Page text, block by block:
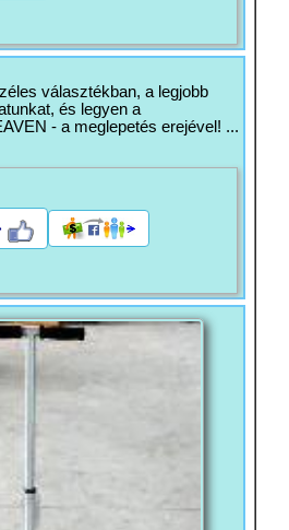
választékban, a legjobb
és legyen a
- a meglepetés erejével! ...